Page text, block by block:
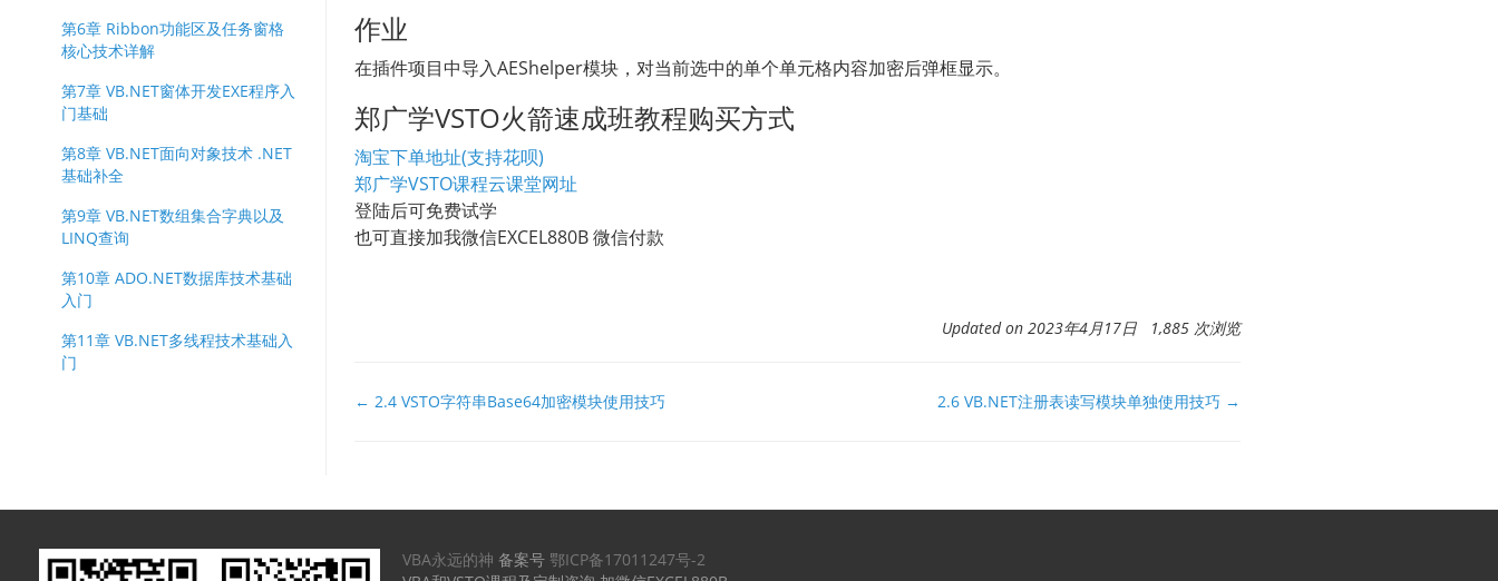
第6章 Ribbon功能区及任务窗格
核心技术详解
第7章 VB.NET窗体开发EXE程序入
门基础
第8章 VB.NET面向对象技术 .NET
基础补全
第9章 VB.NET数组集合字典以及
LINQ查询
第10章 ADO.NET数据库技术基础
入门
第11章 VB.NET多线程技术基础入
门
作业
在插件项目中导入AEShelper模块，对当前选中的单个单元格内容加密后弹框显示。
郑广学VSTO火箭速成班教程购买方式
淘宝下单地址(支持花呗)
郑广学VSTO课程云课堂网址
登陆后可免费试学
也可直接加我微信EXCEL880B 微信付款
Updated on 2023年4月17日 1,885 次浏览
文
← 2.4 VSTO字符串Base64加密模块使用技巧 2.6 VB.NET注册表读写模块单独使用技巧 →
VBA永远的神 备案号鄂ICP备17011247号-2